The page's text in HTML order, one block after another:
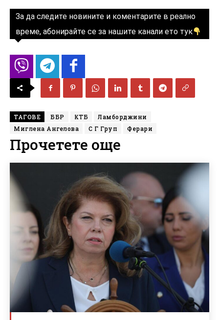
За да следите новините и коментарите в реално
време, абонирайте се за нашите канали ето тук
ТАГОВЕ ББР КТБ
Ламборджини
Миглена Ангелова
С Г Груп Ферари
Прочетете още